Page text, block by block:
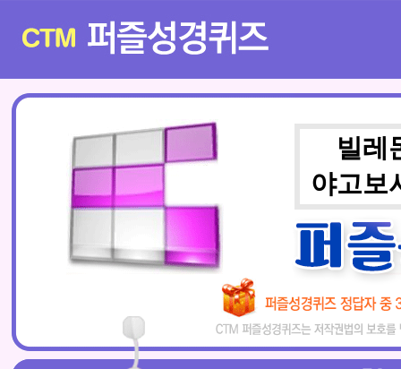
빌레
야고보